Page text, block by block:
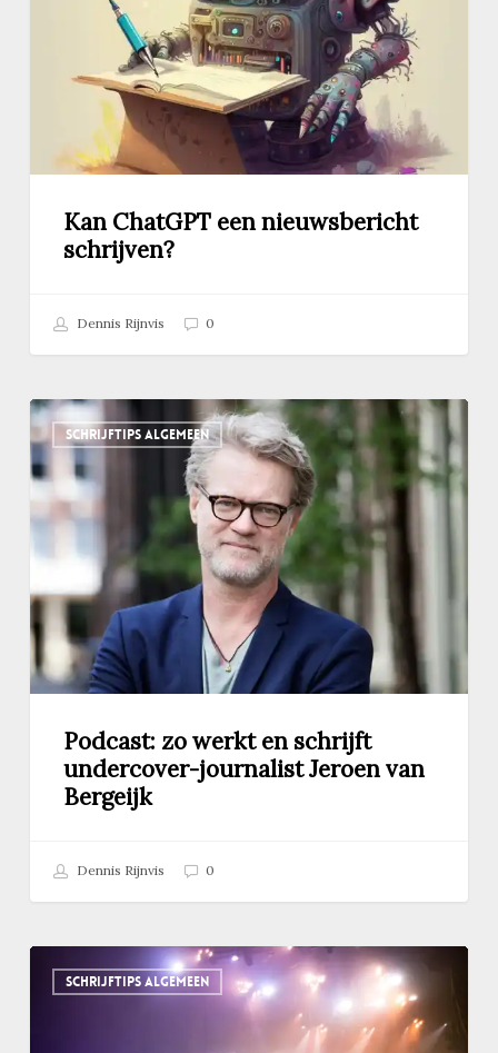
Kan ChatGPT een nieuwsbericht
schrijven?
Dennis Rijnvis 0
SCHRIJFTIPS ALGEMEEN
Podcast:
zo
werkt
en
schrijft
journalist
Jeroen
van
Bergeijk
Podcast: zo werkt en schrijft
undercover-journalist Jeroen van
Bergeijk
Dennis Rijnvis 0
SCHRIJFTIPS ALGEMEEN